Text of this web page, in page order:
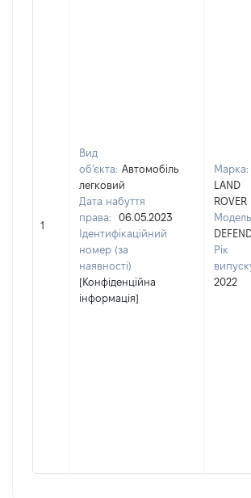
1
Вид
об’єкта: Автомобіль
легковий
Дата набуття
права:
06.05.2023
Ідентифікаційний
номер (за
наявності)
[Конфіденційна
інформація]
Марка:
LAND
ROVER
Рік
2022